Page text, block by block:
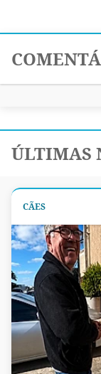
ÚLTIMAS
CÃES